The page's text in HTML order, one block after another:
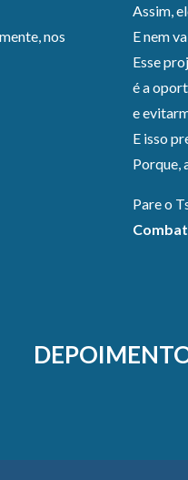
nos
Assim,
E nem
Esse
é a
e
E isso
Porque,
Pare o